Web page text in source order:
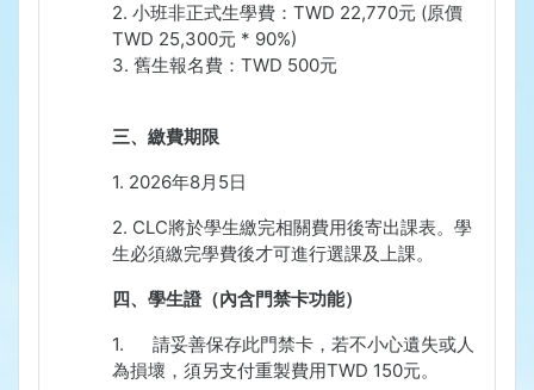
2. 小班非正式生學費： TWD 22,770元 (原價
TWD 25,300元 * 90%)
3. 舊生報名費： TWD 500元
三、繳費期限
1. 2026年8月 5日
2. CLC將於學生繳完相關費用後寄出課表。學
生必須繳完學費後才可進行選課及上課。
四、學生證（內含門禁卡功能）
1. 請妥善保存此門禁卡，若不小心遺失或人
為損壞，須另支付重製費用TWD 150元。